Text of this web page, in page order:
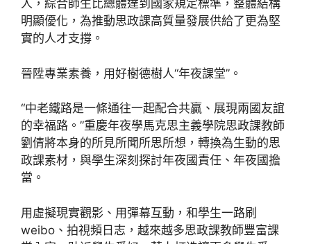
人，綜合師生比總體達到國家規定標準，整體結構
明顯優化，為推動思政課高質量發展供給了更為堅
實的人才支撐。
晉陞專業素養，用好樹德樹人“年夜課堂”。
“中老鐵路是一條通往一起配合共贏、展現兩國友誼
的幸福路。”重慶年夜學馬克思主義學院思政課教師
劉倩將本身的所見所聞所思所想，轉換為生動的思
政課素材，與學生深刻探討年夜國責任、年夜國擔
當。
用虛擬現實觀影、用彈幕互動，和學生一路刷
weibo、拍視頻日志，越來越多思政課教師豐富課